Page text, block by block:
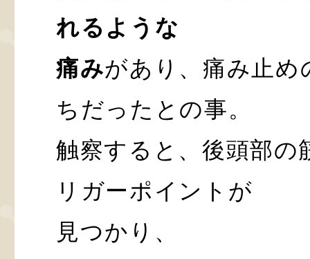
れるような
痛みがあり、痛み止め
ちだったとの事。
触察すると、後頭部の
リガーポイントが
見つかり、